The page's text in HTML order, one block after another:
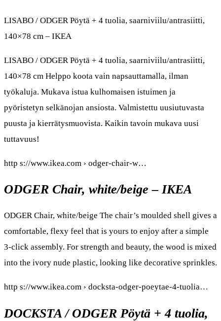
LISABO / ODGER Pöytä + 4 tuolia, saarniviilu/antrasiitti,
140×78 cm – IKEA
LISABO / ODGER Pöytä + 4 tuolia, saarniviilu/antrasiitti,
140×78 cm Helppo koota vain napsauttamalla, ilman
työkaluja. Mukava istua kulhomaisen istuimen ja
pyöristetyn selkänojan ansiosta. Valmistettu uusiutuvasta
puusta ja kierrätysmuovista. Kaikin tavoin mukava uusi
tuttavuus!
http s://www.ikea.com › odger-chair-w…
ODGER Chair, white/beige – IKEA
ODGER Chair, white/beige The chair’s moulded shell gives a
comfortable, flexy feel that is yours to enjoy after a simple
3-click assembly. For strength and beauty, the wood is mixed
into the ivory nude plastic, looking like decorative sprinkles.
http s://www.ikea.com › docksta-odger-poeytae-4-tuolia…
DOCKSTA / ODGER Pöytä + 4 tuolia,